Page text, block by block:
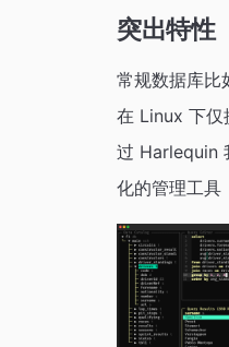
突出特性
常规数据库
在 Linux 下仅
过 Harlequin
化的管理工具